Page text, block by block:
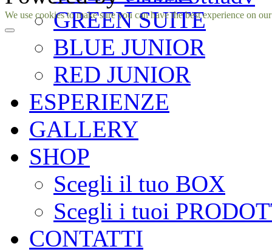
GREEN SUITE
BLUE JUNIOR
RED JUNIOR
ESPERIENZE
GALLERY
SHOP
Scegli il tuo BOX
Scegli i tuoi
CONTATTI
Facebook
Instagram
We use cookies to make sure you can have the best experience on